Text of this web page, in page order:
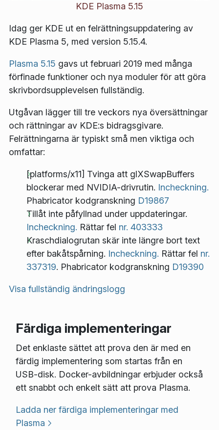
KDE Plasma 5.15
Idag ger KDE ut en felrättningsuppdatering av
KDE Plasma 5, med version 5.15.4.
Plasma 5.15 gavs ut februari 2019 med många
förfinade funktioner och nya moduler för att göra
skrivbordsupplevelsen fullständig.
Utgåvan lägger till tre veckors nya översättningar
och rättningar av KDE:s bidragsgivare.
Felrättningarna är typiskt små men viktiga och
omfattar:
[platforms/x11] Tvinga att glXSwapBuffers
blockerar med NVIDIA-drivrutin. Incheckning.
Phabricator kodgranskning D19867
Tillåt inte påfyllnad under uppdateringar.
Incheckning. Rättar fel nr. 403333
Kraschdialogrutan skär inte längre bort text
efter bakåtspårning. Incheckning. Rättar fel nr.
337319. Phabricator kodgranskning D19390
Visa fullständig ändringslogg
Färdiga implementeringar
Det enklaste sättet att prova den är med en
färdig implementering som startas från en
USB-disk. Docker-avbildningar erbjuder också
ett snabbt och enkelt sätt att prova Plasma.
Ladda ner färdiga implementeringar med
Plasma